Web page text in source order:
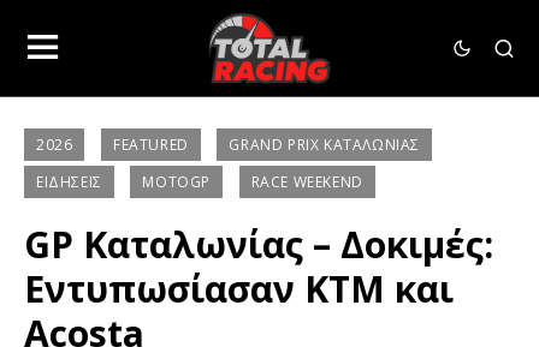
2026 FEATURED
GRAND PRIX ΚΑΤΑΛΩΝΊΑΣ
ΕΙΔΉΣΕΙΣ
MOTOGP RACE WEEKEND
GP Καταλωνίας – Δοκιμές:
Εντυπωσίασαν KTM και
Acosta